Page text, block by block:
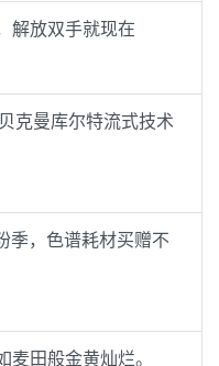
解放双手就现在
克曼库尔特流式技术
季，色谱耗材买赠不
田般金黄灿烂。